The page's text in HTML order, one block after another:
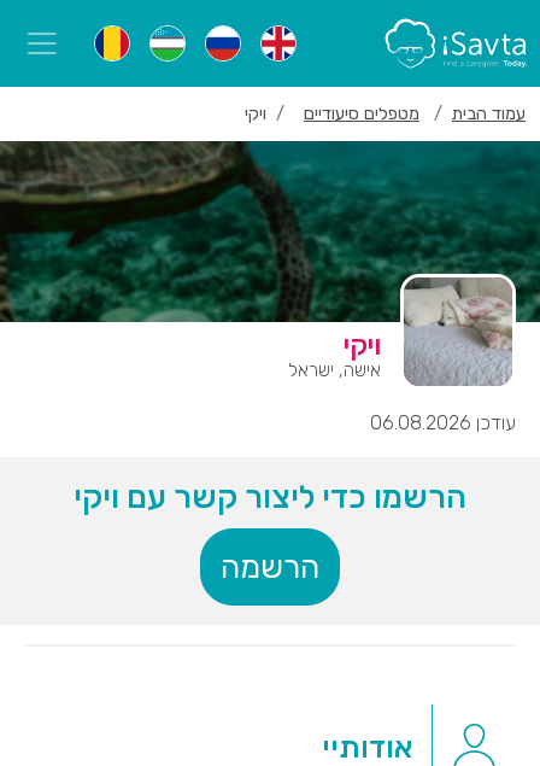
עמוד הבית מטפלים סיעודיים ויקי
ויקי
אישה, ישראל
עודכן 06.08.2026
הרשמו כדי ליצור קשר עם ויקי
הרשמה
אודותיי